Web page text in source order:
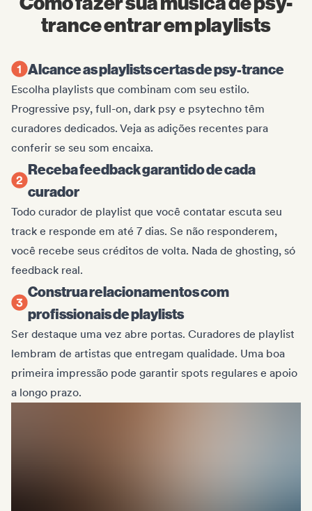
trance entrar em playlists
Alcance as playlists certas de psy-trance
Escolha playlists que combinam com seu estilo.
Progressive psy, full-on, dark psy e psytechno têm
curadores dedicados. Veja as adições recentes para
conferir se seu som encaixa.
Receba feedback garantido de cada
curador
Todo curador de playlist que você contatar escuta seu
track e responde em até 7 dias. Se não responderem,
você recebe seus créditos de volta. Nada de ghosting, só
feedback real.
Construa relacionamentos com
profissionais de playlists
Ser destaque uma vez abre portas. Curadores de playlist
lembram de artistas que entregam qualidade. Uma boa
primeira impressão pode garantir spots regulares e apoio
a longo prazo.